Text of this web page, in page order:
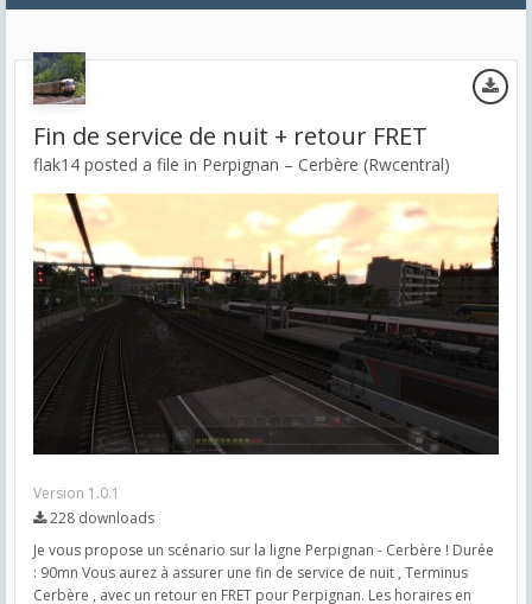
Fin de service de nuit + retour FRET
flak14 posted a file in Perpignan – Cerbère (Rwcentral)
Version 1.0.1
228 downloads
Je vous propose un scénario sur la ligne Perpignan - Cerbère ! Durée
: 90mn Vous aurez à assurer une fin de service de nuit , Terminus
Cerbère , avec un retour en FRET pour Perpignan. Les horaires en